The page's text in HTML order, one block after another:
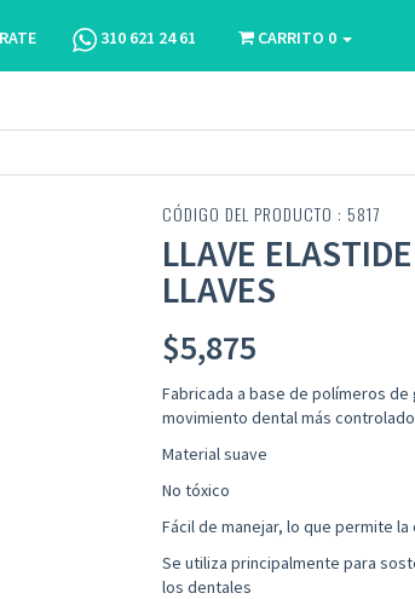
310 621 24 61 CARRITO 0
CÓDIGO DEL PRODUCTO : 5817
LLAVE
LLAVES
$5,875
Fabricada a base de polímeros
movimiento dental más controlado
Material suave
No tóxico
Fácil de manejar, lo que permite
Se utiliza principalmente para
los dentales